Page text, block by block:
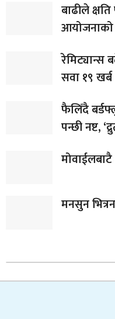
बाढीले
आयोजनाको
रेमिट्यान्स
सवा १९ खर्ब
फैलिँदै
पन्छी नष्ट,
मनसुन